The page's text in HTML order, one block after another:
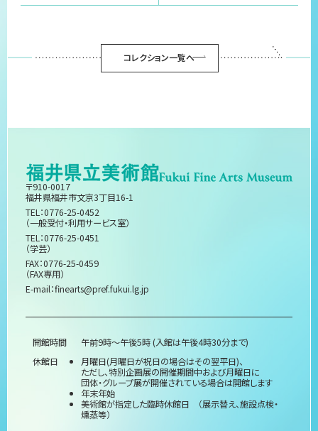
コレクション一覧へ
〒910-0017
福井県福井市文京3丁目16-1
TEL：0776-25-0452
（一般受付・利用サービス室）
TEL：0776-25-0451
（学芸）
FAX：0776-25-0459
（FAX専用）
E-mail：finearts@pref.fukui.lg.jp
開館時間
午前9時～午後5時 (入館は午後4時30分まで)
休館日
月曜日(月曜日が祝日の場合はその翌平日)、
ただし、特別企画展の開催期間中および月曜日に
団体・グループ展が開催されている場合は開館します
年末年始
美術館が指定した臨時休館日 （展示替え、施設点検・
燻蒸等）